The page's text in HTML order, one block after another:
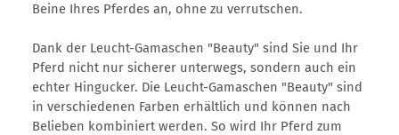
Beine Ihres Pferdes an, ohne zu verrutschen.
Dank der Leucht-Gamaschen "Beauty" sind Sie und Ihr
Pferd nicht nur sicherer unterwegs, sondern auch ein
echter Hingucker. Die Leucht-Gamaschen "Beauty" sind
in verschiedenen Farben erhältlich und können nach
Belieben kombiniert werden. So wird Ihr Pferd zum